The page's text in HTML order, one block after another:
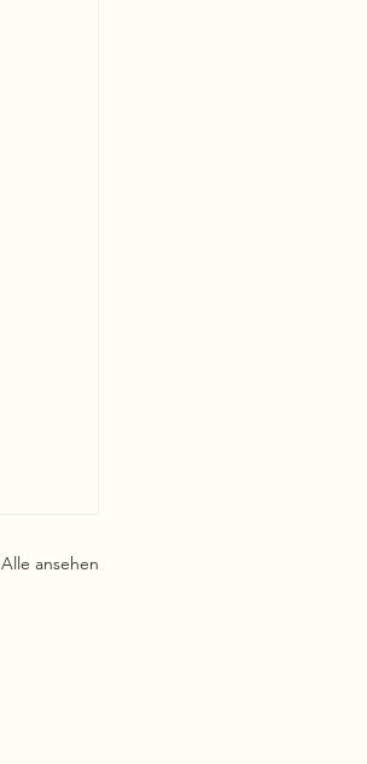
Alle ansehen